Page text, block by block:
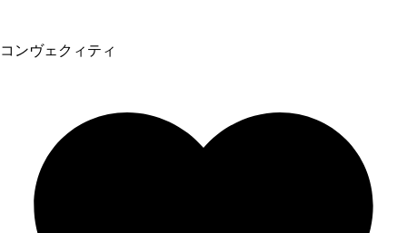
コンヴェクィティ